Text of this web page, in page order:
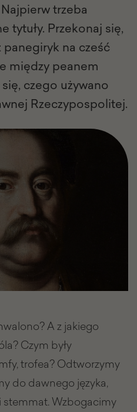
trzeba
tytuły. Przekonaj się,
panegiryk na cześć
między peanem
czego używano
Rzeczypospolitej.
A z jakiego
Czym były
trofea? Odtworzymy
do dawnego języka,
stemmat. Wzbogacimy